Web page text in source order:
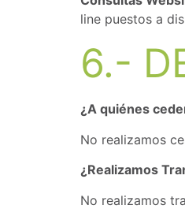
line puestos a
6.-
¿A quiénes
No realizamos
¿Realizamos
No realizamos